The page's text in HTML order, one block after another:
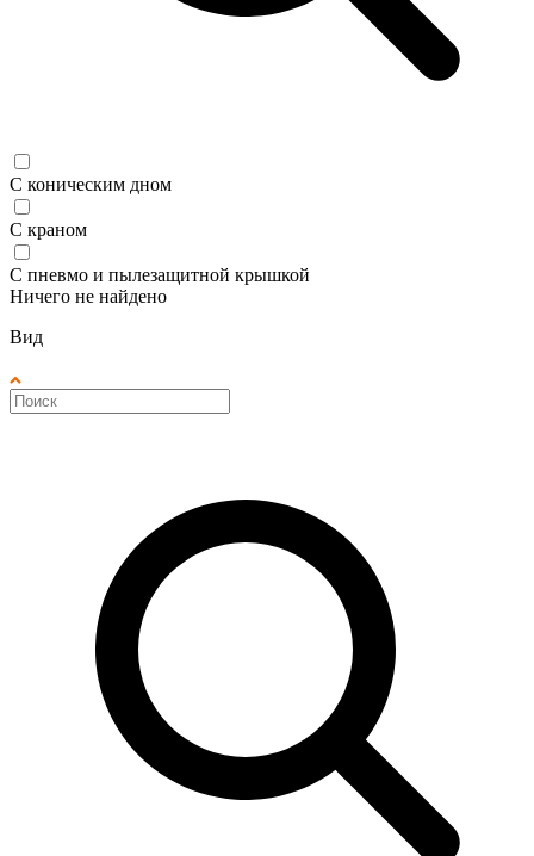
С коническим дном
С краном
С пневмо и пылезащитной крышкой
Ничего не найдено
Вид